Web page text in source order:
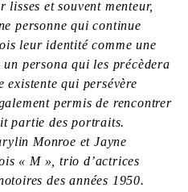
lisses et souvent menteur,
personne qui continue
leur identité comme une
persona qui les précèdera
existente qui persévère
permis de rencontrer
partie des portraits.
Monroe et Jayne
« M », trio d’actrices
des années 1950.